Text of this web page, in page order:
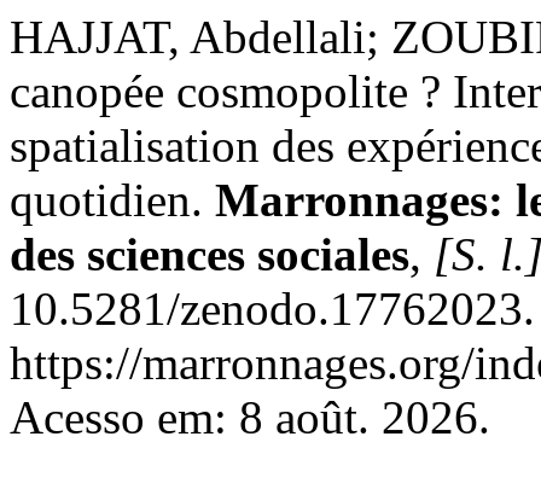
HAJJAT, Abdellali;
canopée cosmopolite ?
spatialisation des
quotidien. Marronnages:
des sciences sociales, [S.
10.5281/
https://marronnages.org/
Acesso em: 8 août. 2026.